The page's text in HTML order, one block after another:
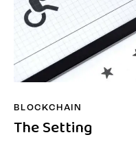
BLOCKCHAIN
The Setting